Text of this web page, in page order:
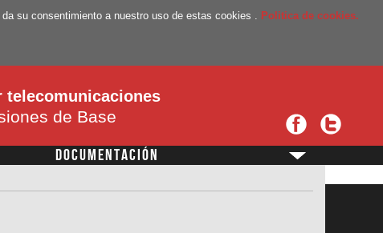
su consentimiento a nuestro uso de estas cookies . Politica de cookies.
telecomunicaciones
de Base
DOCUMENTACIÓN ?